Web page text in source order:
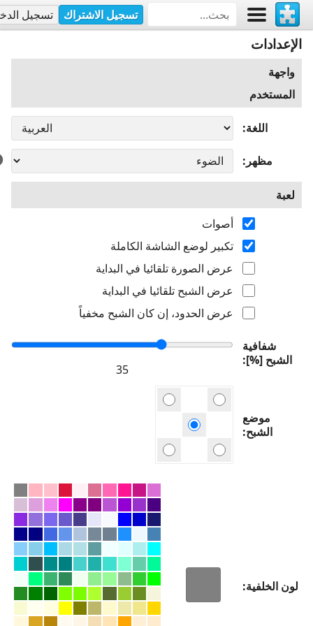
تسجيل الاشتراك تسجيل
الإعدادات
واجهة
المستخدم
اللغة
مظهر
لعبة
أصوات
تكبير لوضع الشاشة الكاملة
عرض الصورة تلقائيا في البداية
عرض الشبح تلقائيا في البداية
عرض الحدود، إن كان الشبح مخفياً
شفافية
الشبح [%]
موضع
الشبح
لون الخلفية